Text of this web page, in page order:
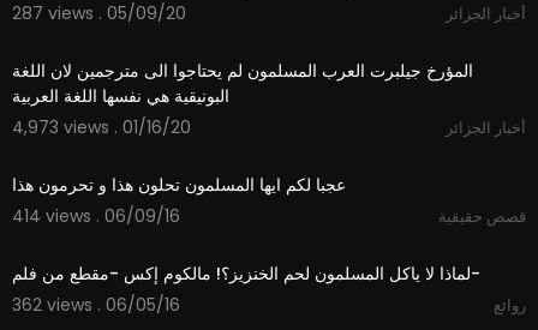
287 views . 05/09/20
أخبار الجزائر
المؤرخ جيلبرت العرب المسلمون لم يحتاجوا الى مترجمين لان اللغة
البونيقية هي نفسها اللغة العربية
4,973 views . 01/16/20
أخبار الجزائر
عجبا لكم ايها المسلمون تحلون هذا و تحرمون هذا
414 views . 06/09/16
قصص حقيقية
لماذا لا ياكل المسلمون لحم الخنزيز؟! مالكوم إكس -مقطع من فلم-
362 views . 06/05/16
روائع